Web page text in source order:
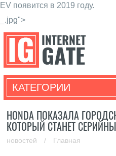
EV появится в 2019 году.
_.jpg">
КАТЕГОРИИ
HONDA ПОКАЗАЛА
КОТОРЫЙ СТАНЕТ
новостей
/ Главная